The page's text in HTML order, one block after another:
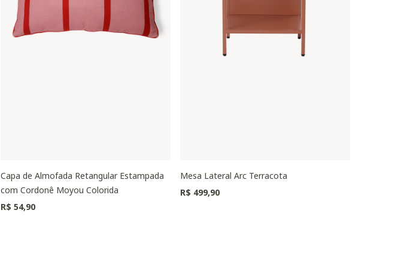
Capa de Almofada Retangular Estampada
com Cordonê Moyou Colorida
R$ 54,90
Mesa Lateral Arc Terracota
R$ 499,90